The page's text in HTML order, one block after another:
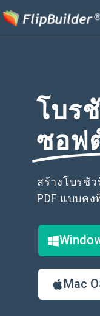
โบร
ซอฟ
สร้างโบรชั
PDF แบบคง
Mac